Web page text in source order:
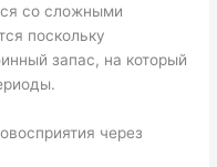
со сложными
поскольку
запас, на который
через